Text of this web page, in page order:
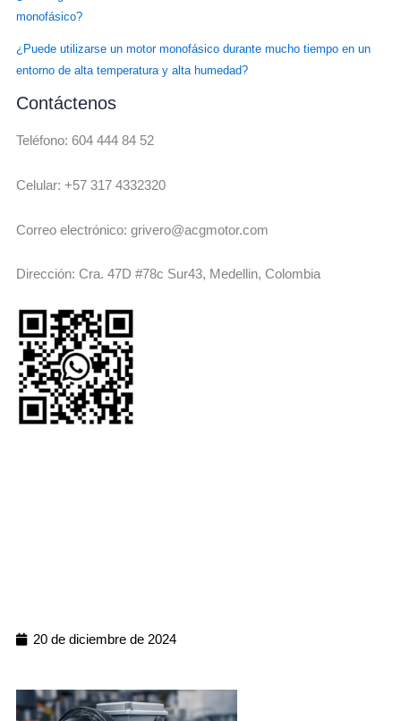
monofásico?
¿Puede utilizarse un motor monofásico durante mucho tiempo en un
entorno de alta temperatura y alta humedad?
Contáctenos
Teléfono: 604 444 84 52
Celular: +57 317 4332320
Correo electrónico: grivero@acgmotor.com
Dirección: Cra. 47D #78c Sur43, Medellin, Colombia
20 de diciembre de 2024